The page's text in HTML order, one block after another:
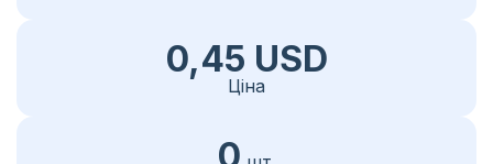
0,45 USD
Ціна